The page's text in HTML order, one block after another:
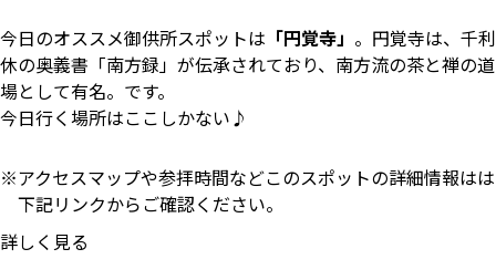
今日のオススメ御供所スポットは 「円覚寺」 。円覚寺は、千利
休の奥義書「南方録」が伝承されており、南方流の茶と禅の道
場として有名。です。
今日行く場所はここしかない♪
アクセスマップや参拝時間などこのスポットの詳細情報はは
下記リンクからご確認ください。
詳しく見る